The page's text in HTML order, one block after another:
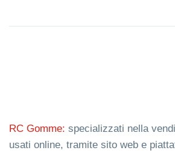
RC Gomme: specializzati nella
usati online, tramite sito web e